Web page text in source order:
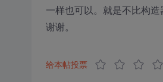
一样也可以。就是不比构
谢谢。
给本帖投票